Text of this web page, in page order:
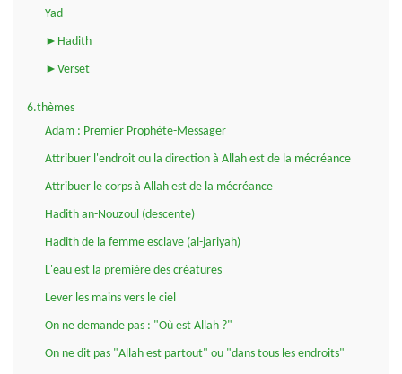
Yad
►Hadith
►Verset
6.thèmes
Adam : Premier Prophète-Messager
Attribuer l'endroit ou la direction à Allah est de la mécréance
Attribuer le corps à Allah est de la mécréance
Hadith an-Nouzoul (descente)
Hadith de la femme esclave (al-jariyah)
L'eau est la première des créatures
Lever les mains vers le ciel
On ne demande pas : "Où est Allah ?"
On ne dit pas "Allah est partout" ou "dans tous les endroits"